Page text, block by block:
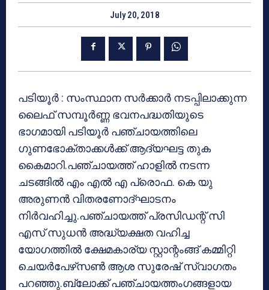
July 20, 2018
പടിയൂര്‍ : സംസ്ഥാന സര്‍ക്കാര്‍ നടപ്പിലാക്കുന്ന
ലൈഫ് സമ്പൂര്‍ണ്ണ ഭവനപദ്ധതിയുടെ
ഭാഗമായി പടിയൂര്‍ പഞ്ചായത്തിലെ
ഗുണഭോക്താക്കള്‍ക്ക് ആദ്യഘട്ട തുക
കൈമാറി.പഞ്ചായത്ത് ഹാളില്‍ നടന്ന
ചടങ്ങില്‍ എം എല്‍ എ പ്രൊഫ. കെ യു
അരുണന്‍ വിതരണോദ്ഘാടനം
നിര്‍വഹിച്ചു.പഞ്ചായത്ത് പ്രസിഡന്റ് സി
എസ് സുധന്‍ അദ്ധ്യക്ഷത വഹിച്ച
യോഗത്തില്‍ ക്ഷേമകാര്യ സ്റ്റാന്റംങ്ങ് കമ്മിറ്റി
ചെയര്‍പേഴ്‌സണ്‍ ആശ സുരേഷ് സ്വാഗതം
പറഞ്ഞു.ബ്ലോക്ക് പഞ്ചായത്തംഗങ്ങളായ